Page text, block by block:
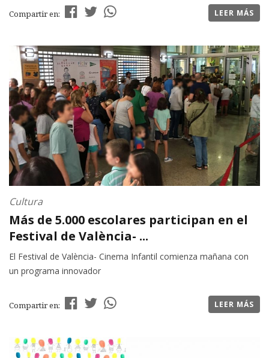
Compartir en: LEER MÁS
Cultura
Más de 5.000 escolares participan en el
Festival de València- ...
El Festival de València- Cinema Infantil comienza mañana con
un programa innovador
Compartir en: LEER MÁS